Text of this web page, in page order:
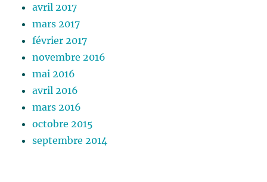
avril 2017
mars 2017
février 2017
novembre 2016
mai 2016
avril 2016
mars 2016
octobre 2015
septembre 2014